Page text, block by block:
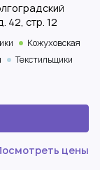
42, стр. 12
Кожуховская
Текстильщики
цены